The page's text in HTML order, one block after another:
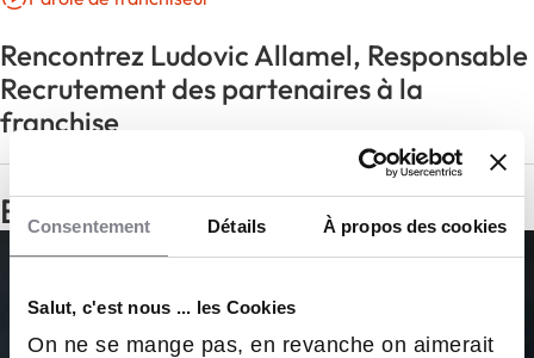
Consentement Détails À propos des cookies
Salut, c'est nous ... les Cookies
On ne se mange pas, en revanche on aimerait
Rencontrez Ludovic Allamel, Responsable
Recrutement des partenaires à la
franchise
En images